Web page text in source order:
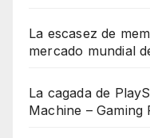
La escasez de
mercado mundial
La cagada de
Machine – Gaming